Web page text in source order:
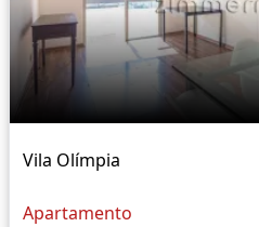
Vila Olímpia
Apartamento